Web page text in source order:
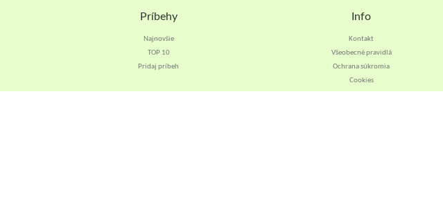
Príbehy
Najnovšie
TOP 10
Pridaj príbeh
Info
Kontakt
Všeobecné pravidlá
Ochrana súkromia
Cookies